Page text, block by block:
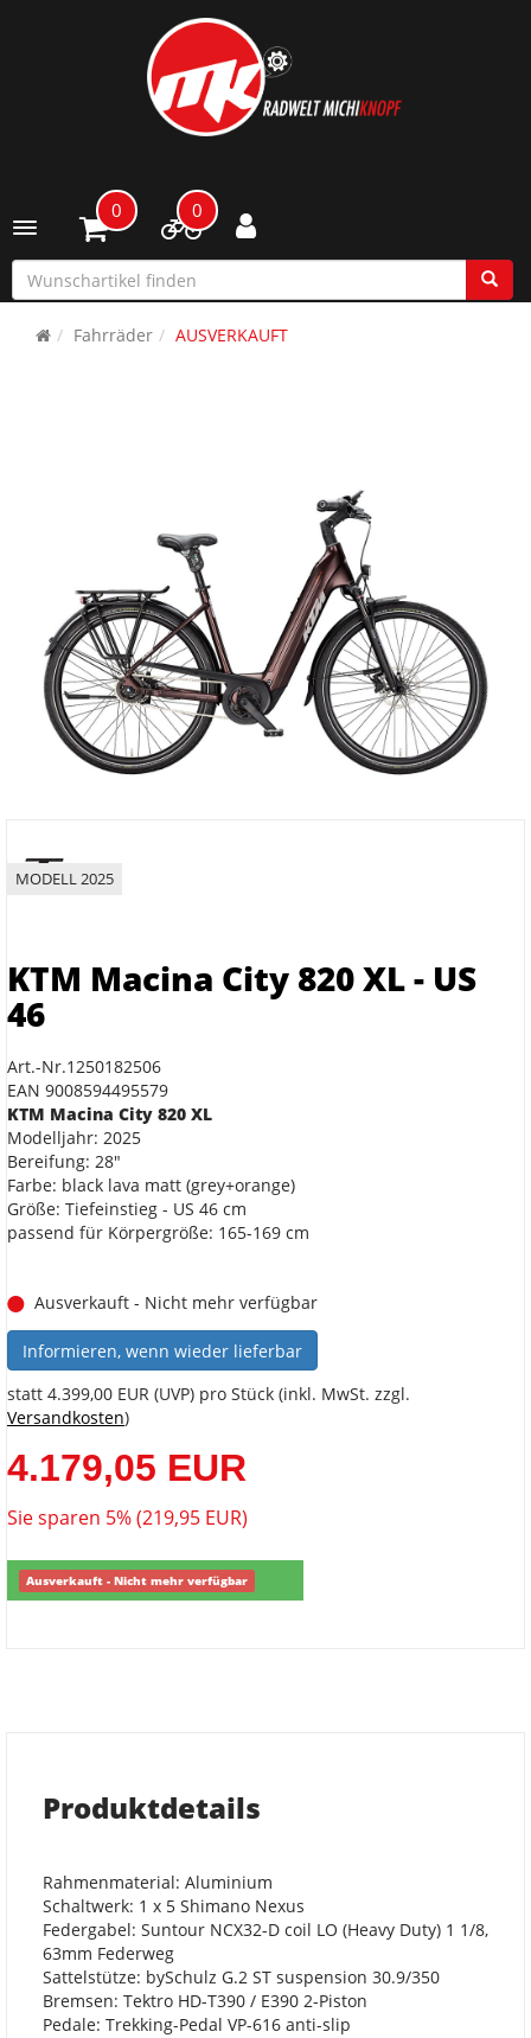
Toggle navigation
0 0
Fahrräder AUSVERKAUFT
MODELL 2025
KTM Macina City 820 XL - US
46
Art.-Nr.1250182506
EAN 9008594495579
KTM Macina City 820 XL
Modelljahr: 2025
Bereifung: 28"
Farbe: black lava matt (grey+orange)
Größe: Tiefeinstieg - US 46 cm
passend für Körpergröße: 165-169 cm
Ausverkauft - Nicht mehr verfügbar
Informieren, wenn wieder lieferbar
statt 4.399,00 EUR (UVP) pro Stück (inkl. MwSt. zzgl.
Versandkosten)
4.179,05 EUR
Sie sparen 5% (219,95 EUR)
Ausverkauft - Nicht mehr verfügbar
Produktdetails
Rahmenmaterial: Aluminium
Schaltwerk: 1 x 5 Shimano Nexus
Federgabel: Suntour NCX32-D coil LO (Heavy Duty) 1 1/8,
63mm Federweg
Sattelstütze: bySchulz G.2 ST suspension 30.9/350
Bremsen: Tektro HD-T390 / E390 2-Piston
Pedale: Trekking-Pedal VP-616 anti-slip